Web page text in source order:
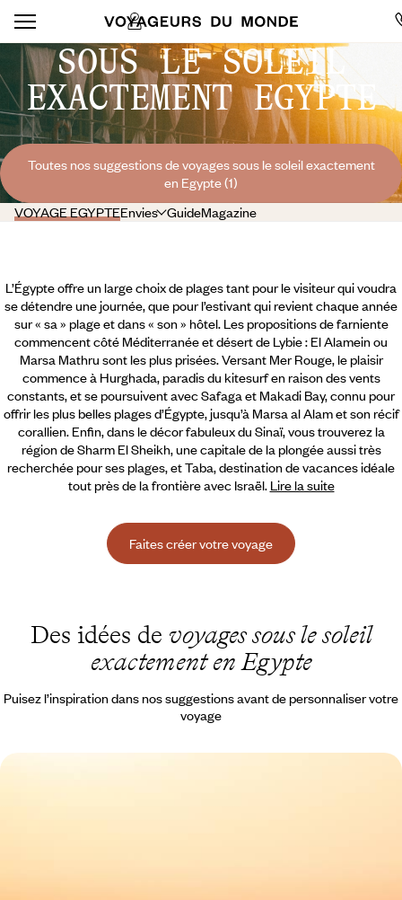
SOUS LE SOLEIL
EXACTEMENT EGYPTE
Toutes nos suggestions de voyages sous le soleil exactement
en Egypte (1)
VOYAGE EGYPTEEnvies GuideMagazine
L’Égypte offre un large choix de plages tant pour le visiteur qui voudra
se détendre une journée, que pour l’estivant qui revient chaque année
sur « sa » plage et dans « son » hôtel. Les propositions de farniente
commencent côté Méditerranée et désert de Lybie : El Alamein ou
Marsa Mathru sont les plus prisées. Versant Mer Rouge, le plaisir
commence à Hurghada, paradis du kitesurf en raison des vents
constants, et se poursuivent avec Safaga et Makadi Bay, connu pour
offrir les plus belles plages d’Égypte, jusqu’à Marsa al Alam et son récif
corallien. Enfin, dans le décor fabuleux du Sinaï, vous trouverez la
région de Sharm El Sheikh,une capitale de la plongée aussi très
recherchée pour ses plages, et Taba, destination de vacances idéale
tout près de la frontière avec Israël. Lire la suite
Faites créer votre voyage
Des idées de voyages sous le soleil
exactement en Egypte
Puisez l’inspiration dans nos suggestions avant de personnaliser votre
voyage